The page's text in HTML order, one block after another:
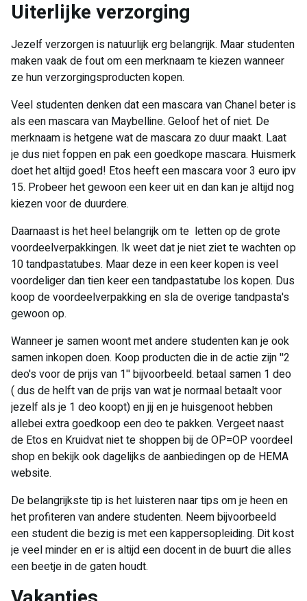
Uiterlijke verzorging
Jezelf verzorgen is natuurlijk erg belangrijk. Maar studenten
maken vaak de fout om een merknaam te kiezen wanneer
ze hun verzorgingsproducten kopen.
Veel studenten denken dat een mascara van Chanel beter is
als een mascara van Maybelline. Geloof het of niet. De
merknaam is hetgene wat de mascara zo duur maakt. Laat
je dus niet foppen en pak een goedkope mascara. Huismerk
doet het altijd goed! Etos heeft een mascara voor 3 euro ipv
15. Probeer het gewoon een keer uit en dan kan je altijd nog
kiezen voor de duurdere.
Daarnaast is het heel belangrijk om te letten op de grote
voordeelverpakkingen. Ik weet dat je niet ziet te wachten op
10 tandpastatubes. Maar deze in een keer kopen is veel
voordeliger dan tien keer een tandpastatube los kopen. Dus
koop de voordeelverpakking en sla de overige tandpasta's
gewoon op.
Wanneer je samen woont met andere studenten kan je ook
samen inkopen doen. Koop producten die in de actie zijn ''2
deo's voor de prijs van 1'' bijvoorbeeld. betaal samen 1 deo
( dus de helft van de prijs van wat je normaal betaalt voor
jezelf als je 1 deo koopt) en jij en je huisgenoot hebben
allebei extra goedkoop een deo te pakken. Vergeet naast
de Etos en Kruidvat niet te shoppen bij de OP=OP voordeel
shop en bekijk ook dagelijks de aanbiedingen op de HEMA
website.
De belangrijkste tip is het luisteren naar tips om je heen en
het profiteren van andere studenten. Neem bijvoorbeeld
een student die bezig is met een kappersopleiding. Dit kost
je veel minder en er is altijd een docent in de buurt die alles
een beetje in de gaten houdt.